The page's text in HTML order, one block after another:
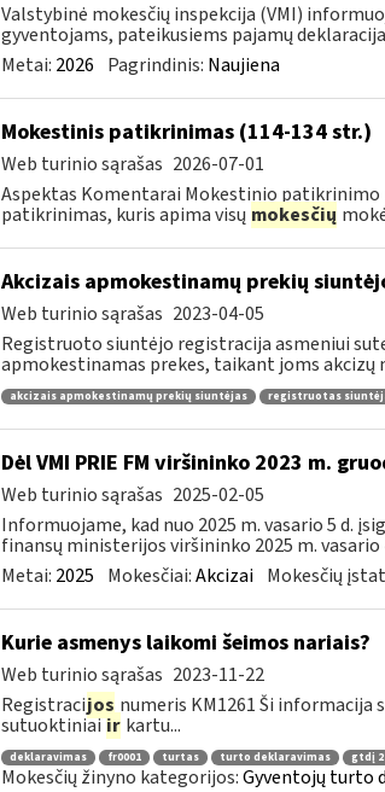
Valstybinė mokesčių inspekcija (VMI)
gyventojams, pateikusiems pajamų
Metai: 2026 Pagrindinis: Naujiena
Mokestinis patikrinimas (114-134 str.)
Web turinio sąrašas 2026-07-01
Aspektas Komentarai Mokestinio
patikrinimas, kuris apima visų mokesčių
Akcizais apmokestinamų prekių
Web turinio sąrašas 2023-04-05
Registruoto siuntėjo registracija asmeniui
apmokestinamas prekes, taikant joms akcizų
akcizais apmokestinamų prekių siuntėjas registruotas
Dėl VMI PRIE FM viršininko 2023 m.
Web turinio sąrašas 2025-02-05
Informuojame, kad nuo 2025 m. vasario 5 d.
finansų ministerijos viršininko 2025 m. vasario
Metai: 2025 Mokesčiai:Akcizai Mokesčių
Kurie asmenys laikomi šeimos nariais?
Web turinio sąrašas 2023-11-22
Registracijos numeris KM1261 Ši
sutuoktiniaiir kartu...
deklaravimas fr0001 turtas turto deklaravimas gtdį
Mokesčių žinyno kategorijos:Gyventojų turto